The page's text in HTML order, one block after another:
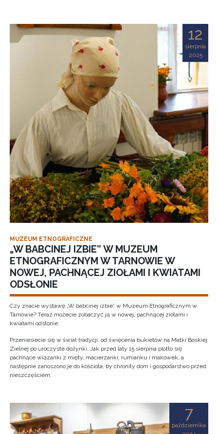
12
sierpnia
2025
MUZEUM ETNOGRAFICZNE
„W BABCINEJ IZBIE” W MUZEUM
ETNOGRAFICZNYM W TARNOWIE W
NOWEJ, PACHNĄCEJ ZIOŁAMI I KWIATAMI
ODSŁONIE
Czy znacie wystawę „W babcinej izbie” w Muzeum Etnograficznym w
Tarnowie? Teraz możecie zobaczyć ją w nowej, pachnącej ziołami i
kwiatami odsłonie.
Przeniesiecie się w świat tradycji: od święcenia bukietów na Matki Boskiej
Zielnej po uroczyste dożynki. Jak przed laty 15 sierpnia plotło się
pachnące wiązanki z mięty, macierzanki, rumianku i makówek, a
następnie zanoszono je do kościoła, by chroniły dom i gospodarstwo przed
nieszczęściem.
7
października